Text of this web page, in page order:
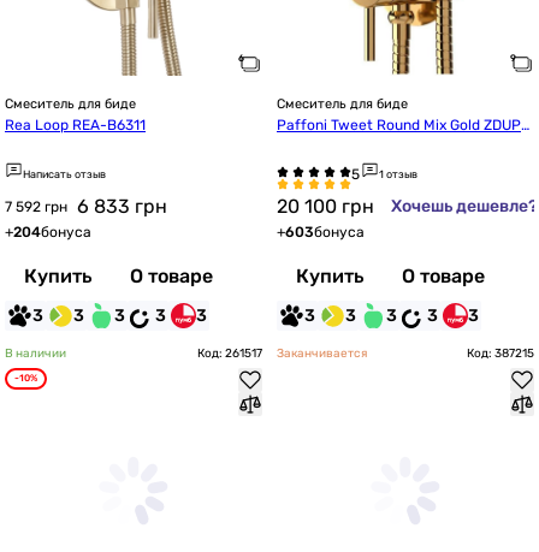
Смеситель для биде
Rea Loop REA-B6311
Написать отзыв
7 592 грн 6 833 грн
+204бонуса
Купить О товаре
3 3 3 3 3
Смеситель для биде
Paffoni Tweet Round Mix Gold ZDUP11
1 отзыв
20 100 грн Хочешь дешевле?
+603бонуса
Купить О товаре
3 3 3 3 3
В наличии Код: 261517
-10%
Заканчивается Код: 387215